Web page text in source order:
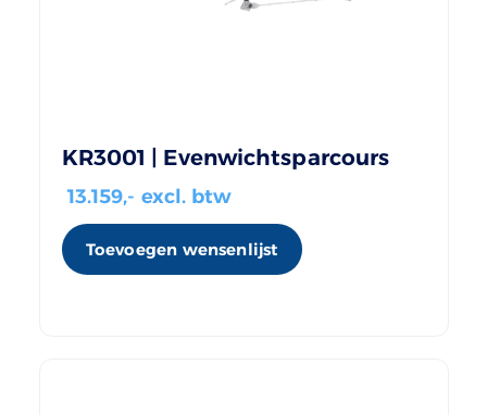
KR3001 | Evenwichtsparcours
13.159,- excl. btw
Toevoegen wensenlijst